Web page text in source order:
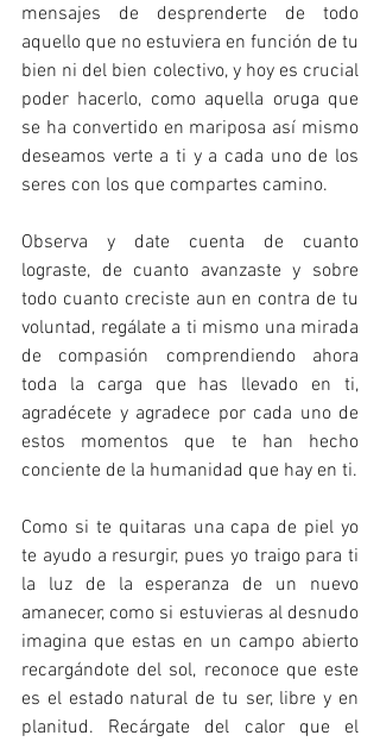
mensajes de desprenderte de todo
aquello que no estuviera en función de tu
bien ni del bien colectivo, y hoy es crucial
poder hacerlo, como aquella oruga que
se ha convertido en mariposa así mismo
deseamos verte a ti y a cada uno de los
seres con los que compartes camino.
Observa y date cuenta de cuanto
lograste, de cuanto avanzaste y sobre
todo cuanto creciste aun en contra de tu
voluntad, regálate a ti mismo una mirada
de compasión comprendiendo ahora
toda la carga que has llevado en ti,
agradécete y agradece por cada uno de
estos momentos que te han hecho
conciente de la humanidad que hay en ti.
Como si te quitaras una capa de piel yo
te ayudo a resurgir, pues yo traigo para ti
la luz de la esperanza de un nuevo
amanecer, como si estuvieras al desnudo
imagina que estas en un campo abierto
recargándote del sol, reconoce que este
es el estado natural de tu ser, libre y en
planitud. Recárgate del calor que el